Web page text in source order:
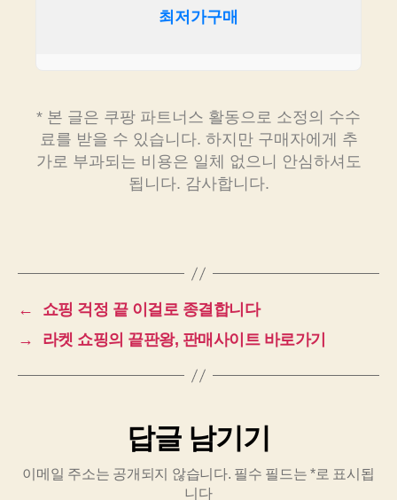
최저가구매
* 본 글은 쿠팡 파트너스 활동으로 소정의 수수
료를 받을 수 있습니다. 하지만 구매자에게 추
가로 부과되는 비용은 일체 없으니 안심하셔도
됩니다. 감사합니다.
←
쇼핑 걱정 끝 이걸로 종결합니다
→
라켓 쇼핑의 끝판왕, 판매사이트 바로가기
답글 남기기
이메일 주소는 공개되지 않습니다. 필수 필드는*로 표시됩
니다